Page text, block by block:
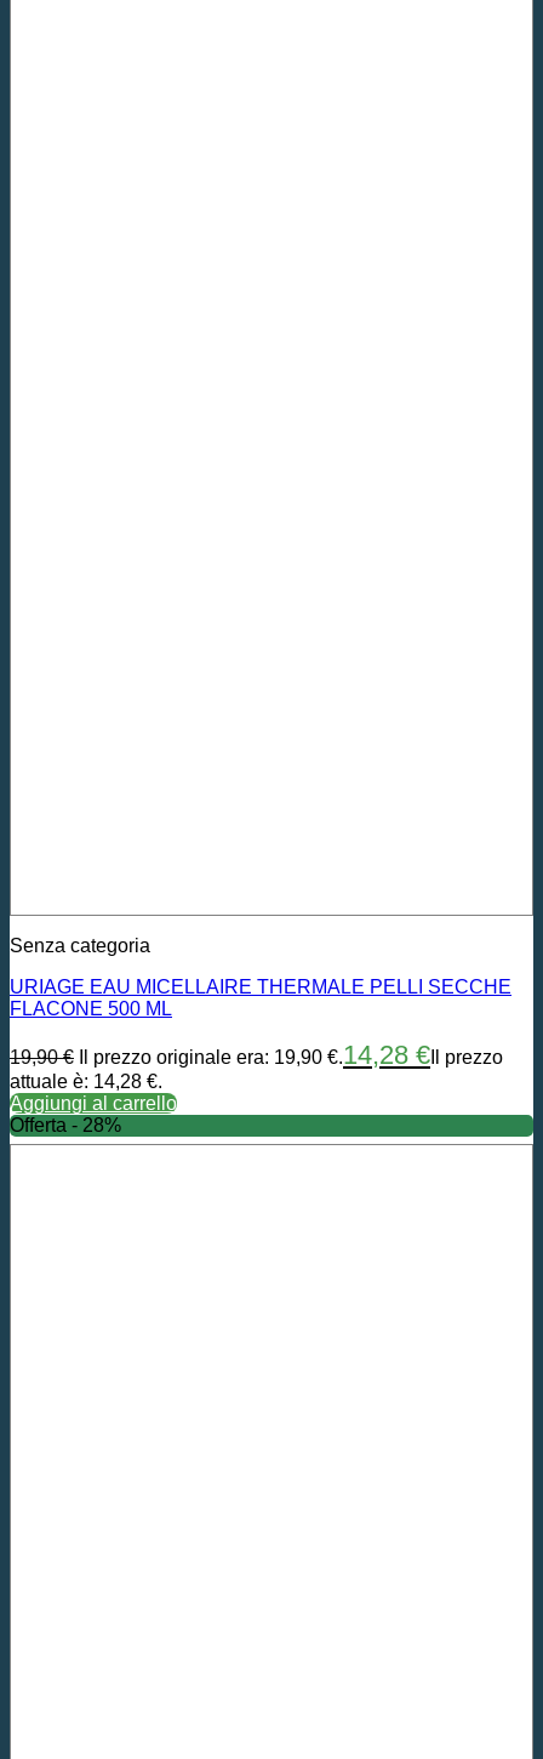
Senza categoria
URIAGE EAU MICELLAIRE THERMALE PELLI SECCHE
FLACONE 500 ML
19,90€ Il prezzo originale era: 19,90 €.14,28 € Il prezzo
attuale è: 14,28 €.
Aggiungi al carrello
Offerta - 28%